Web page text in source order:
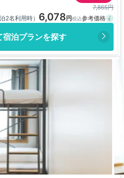
7,865円
2名利用時） 6,078
宿泊プランを探す